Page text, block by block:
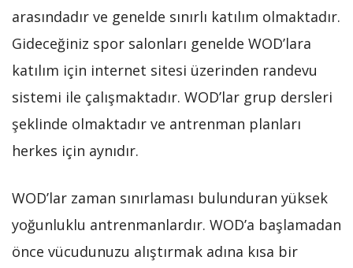
arasındadır ve genelde sınırlı katılım olmaktadır.
Gideceğiniz spor salonları genelde WOD’lara
katılım için internet sitesi üzerinden randevu
sistemi ile çalışmaktadır. WOD’lar grup dersleri
şeklinde olmaktadır ve antrenman planları
herkes için aynıdır.
WOD’lar zaman sınırlaması bulunduran yüksek
yoğunluklu antrenmanlardır. WOD’a başlamadan
önce vücudunuzu alıştırmak adına kısa bir